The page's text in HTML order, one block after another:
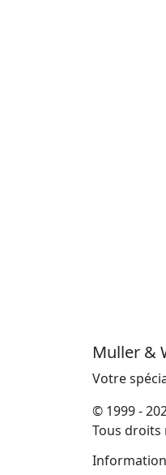
Muller &
Votre
© 1999 -
Tous droits